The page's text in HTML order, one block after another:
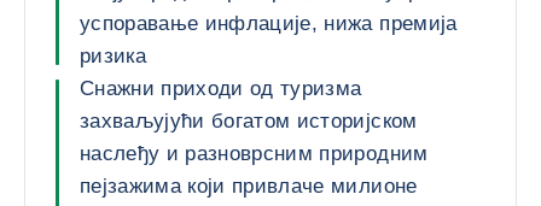
успоравање инфлације, нижа премија
ризика
Снажни приходи од туризма
захваљујући богатом историјском
наслеђу и разноврсним природним
пејзажима који привлаче милионе